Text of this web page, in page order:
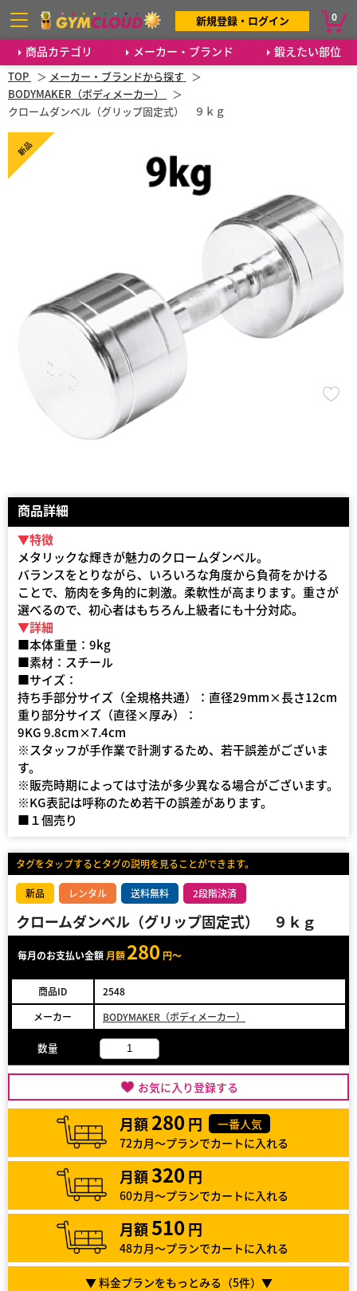
商品カテゴリ メーカー・ブランド 鍛えたい部位
新規登録・ログイン 0
TOP
メーカー・ブランドから探す
BODYMAKER（ボディメーカー）
クロームダンベル（グリップ固定式） ９ｋｇ
新品
商品詳細
▼特徴
メタリックな輝きが魅力のクロームダンベル。
バランスをとりながら、いろいろな角度から負荷をかける
ことで、筋肉を多角的に刺激。柔軟性が高まります。重さが
選べるので、初心者はもちろん上級者にも十分対応。
▼詳細
■本体重量：9kg
■素材：スチール
■サイズ：
持ち手部分サイズ（全規格共通）：直径29mm×長さ12cm
重り部分サイズ（直径×厚み）：
9KG 9.8cm×7.4cm
※スタッフが手作業で計測するため、若干誤差がございま
す。
※販売時期によっては寸法が多少異なる場合がございます。
※KG表記は呼称のため若干の誤差があります。
■１個売り
タグをタップするとタグの説明を見ることができます。
新品 レンタル 送料無料 2段階決済
クロームダンベル（グリップ固定式） ９ｋｇ
毎月のお支払い金額 月額280 円～
商品ID
2548
メーカー
BODYMAKER（ボディメーカー）
数量
お気に入り登録する
月額 280 円
一番人気
72カ月～プランでカートに入れる
月額320 円
60カ月～プランでカートに入れる
月額510 円
48カ月～プランでカートに入れる
▼ 料金プランをもっとみる（5件）▼